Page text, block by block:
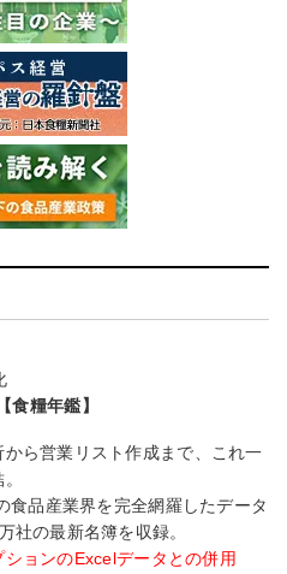
食糧年鑑】
から営業リスト作成まで、これ一
食品産業界を完全網羅したデータ
社の最新名簿を収録。
ションのExcelデータとの併用